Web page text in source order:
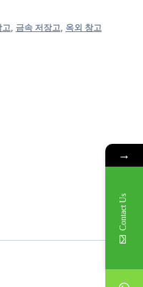
고, 금속 저장고, 옥외 창고
→
Contact Us